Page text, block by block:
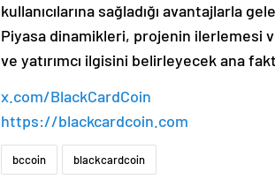
kullanıcılarına sağladığı avantajlarla
Piyasa dinamikleri, projenin ilerlemesi
ve yatırımcı ilgisini belirleyecek ana
x.com/BlackCardCoin
https://blackcardcoin.com
bccoin blackcardcoin